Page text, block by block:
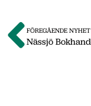
FÖREGÅENDE NYHET